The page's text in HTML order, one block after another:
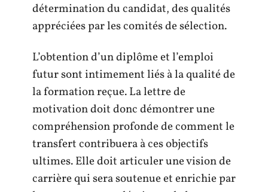
détermination du candidat, des qualités
appréciées par les comités de sélection.
L’obtention d’un diplôme et l’emploi
futur sont intimement liés à la qualité de
la formation reçue. La lettre de
motivation doit donc démontrer une
compréhension profonde de comment le
transfert contribuera à ces objectifs
ultimes. Elle doit articuler une vision de
carrière qui sera soutenue et enrichie par